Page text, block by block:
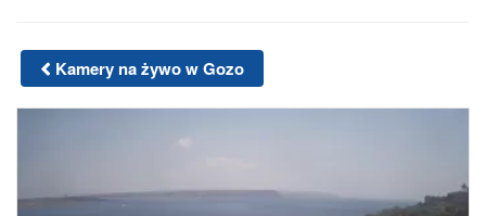
Kamery na żywo w Gozo